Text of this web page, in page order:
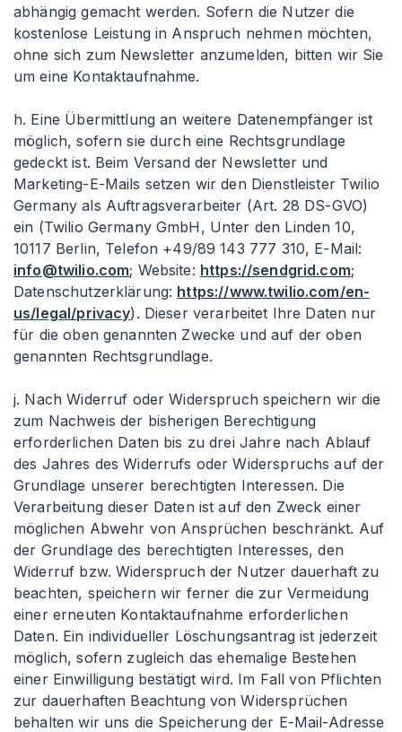
abhängig gemacht werden. Sofern die Nutzer die
kostenlose Leistung in Anspruch nehmen möchten,
ohne sich zum Newsletter anzumelden, bitten wir Sie
um eine Kontaktaufnahme.
h. Eine Übermittlung an weitere Datenempfänger ist
möglich, sofern sie durch eine Rechtsgrundlage
gedeckt ist. Beim Versand der Newsletter und
Marketing-E-Mails setzen wir den Dienstleister Twilio
Germany als Auftragsverarbeiter (Art. 28 DS-GVO)
ein (Twilio Germany GmbH, Unter den Linden 10,
10117 Berlin, Telefon +49/89 143 777 310, E-Mail:
info@twilio.com; Website: https://sendgrid.com;
Datenschutzerklärung: https://www.twilio.com/en-
us/legal/privacy). Dieser verarbeitet Ihre Daten nur
für die oben genannten Zwecke und auf der oben
genannten Rechtsgrundlage.
j. Nach Widerruf oder Widerspruch speichern wir die
zum Nachweis der bisherigen Berechtigung
erforderlichen Daten bis zu drei Jahre nach Ablauf
des Jahres des Widerrufs oder Widerspruchs auf der
Grundlage unserer berechtigten Interessen. Die
Verarbeitung dieser Daten ist auf den Zweck einer
möglichen Abwehr von Ansprüchen beschränkt. Auf
der Grundlage des berechtigten Interesses, den
Widerruf bzw. Widerspruch der Nutzer dauerhaft zu
beachten, speichern wir ferner die zur Vermeidung
einer erneuten Kontaktaufnahme erforderlichen
Daten. Ein individueller Löschungsantrag ist jederzeit
möglich, sofern zugleich das ehemalige Bestehen
einer Einwilligung bestätigt wird. Im Fall von Pflichten
zur dauerhaften Beachtung von Widersprüchen
behalten wir uns die Speicherung der E-Mail-Adresse